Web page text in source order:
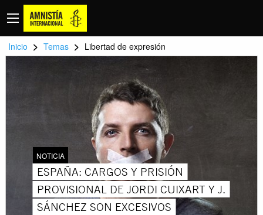
Inicio > Temas > Libertad de expresión
NOTICIA
ESPAÑA: CARGOS Y PRISIÓN
PROVISIONAL DE JORDI CUIXART Y J.
SÁNCHEZ SON EXCESIVOS